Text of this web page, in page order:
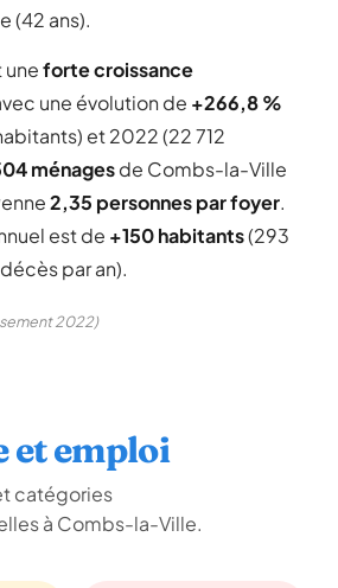
(42 ans).
forte croissance
une évolution de +266,8 %
et 2022 (22 712
ménagesde Combs-la-Ville
2,35 personnes par foyer.
est de +150 habitants(293
par an).
2022)
et emploi
catégories
à Combs-la-Ville.